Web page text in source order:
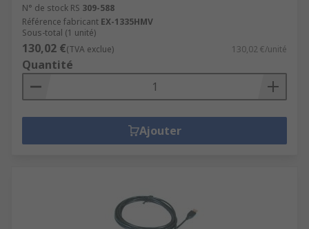
N° de stock RS 309-588
Référence fabricant EX-1335HMV
Sous-total (1 unité)
130,02 €(TVA exclue) 130,02 €/unité
Quantité
Ajouter